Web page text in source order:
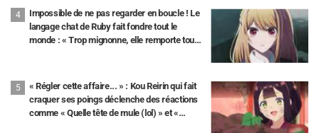
Impossible de ne pas regarder en boucle ! Le
langage chat de Ruby fait fondre tout le
monde : « Trop mignonne, elle remporte tous
épisode 33
« Régler cette affaire... » : Kou Reirin qui fait
craquer ses poings déclenche des réactions
comme « Quelle tête de mule (lol) » et «